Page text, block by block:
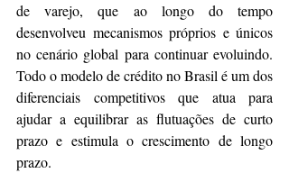
de varejo, que ao longo do tempo
desenvolveu mecanismos próprios e únicos
no cenário global para continuar evoluindo.
Todo o modelo de crédito no Brasil é um dos
diferenciais competitivos que atua para
ajudar a equilibrar as flutuações de curto
prazo e estimula o crescimento de longo
prazo.